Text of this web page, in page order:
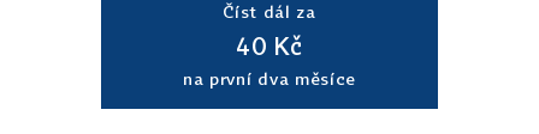
Číst dál za
40 Kč
na první dva měsíce